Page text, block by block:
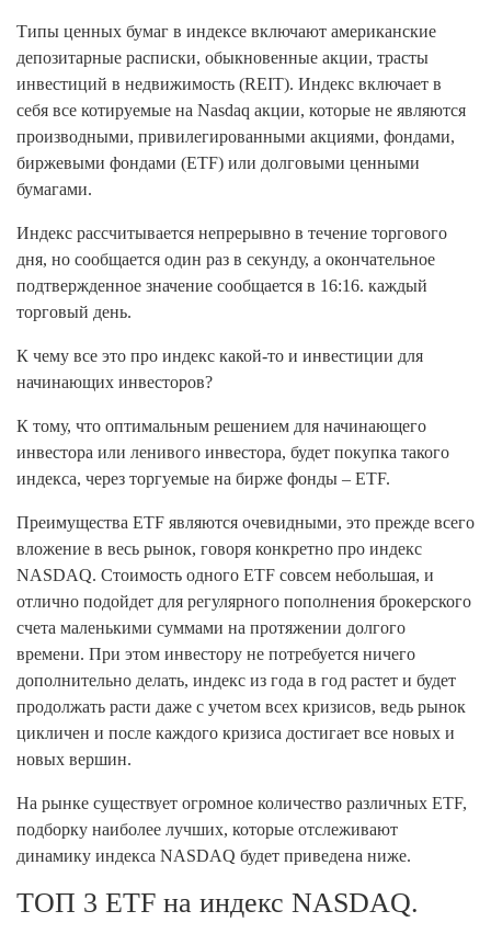
Типы ценных бумаг в индексе включают американские
депозитарные расписки, обыкновенные акции, трасты
инвестиций в недвижимость (REIT). Индекс включает в
себя все котируемые на Nasdaq акции, которые не являются
производными, привилегированными акциями, фондами,
биржевыми фондами (ETF) или долговыми ценными
бумагами.
Индекс рассчитывается непрерывно в течение торгового
дня, но сообщается один раз в секунду, а окончательное
подтвержденное значение сообщается в 16:16. каждый
торговый день.
К чему все это про индекс какой-то и инвестиции для
начинающих инвесторов?
К тому, что оптимальным решением для начинающего
инвестора или ленивого инвестора, будет покупка такого
индекса, через торгуемые на бирже фонды – ETF.
Преимущества ETF являются очевидными, это прежде всего
вложение в весь рынок, говоря конкретно про индекс
NASDAQ. Стоимость одного ETF совсем небольшая, и
отлично подойдет для регулярного пополнения брокерского
счета маленькими суммами на протяжении долгого
времени. При этом инвестору не потребуется ничего
дополнительно делать, индекс из года в год растет и будет
продолжать расти даже с учетом всех кризисов, ведь рынок
цикличен и после каждого кризиса достигает все новых и
новых вершин.
На рынке существует огромное количество различных ETF,
подборку наиболее лучших, которые отслеживают
динамику индекса NASDAQ будет приведена ниже.
ТОП 3 ETF на индекс NASDAQ.